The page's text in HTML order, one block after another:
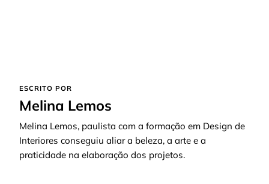
ESCRITO POR
Melina Lemos
Melina Lemos, paulista com a formação em Design de
Interiores conseguiu aliar a beleza, a arte e a
praticidade na elaboração dos projetos.